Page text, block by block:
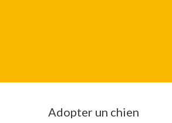
Adopter un chien